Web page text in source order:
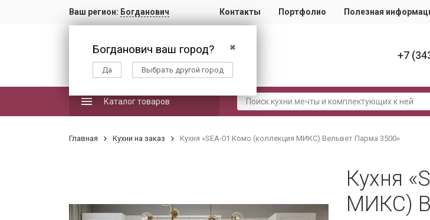
Ваш регион: Богданович
✖
Богданович ваш город?
Да Выбрать другой город
Контакты Портфолио Полезная
+7
Каталог товаров
Главная Кухни на заказ Кухня «SEA-01 Комо (коллекция МИКС) Вельвет Парма 3500»
Кухня
МИКС)